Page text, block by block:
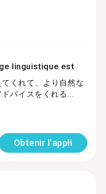
linguistique est
くれて、より自然な
バイスをくれる...
Obtenir l'appli